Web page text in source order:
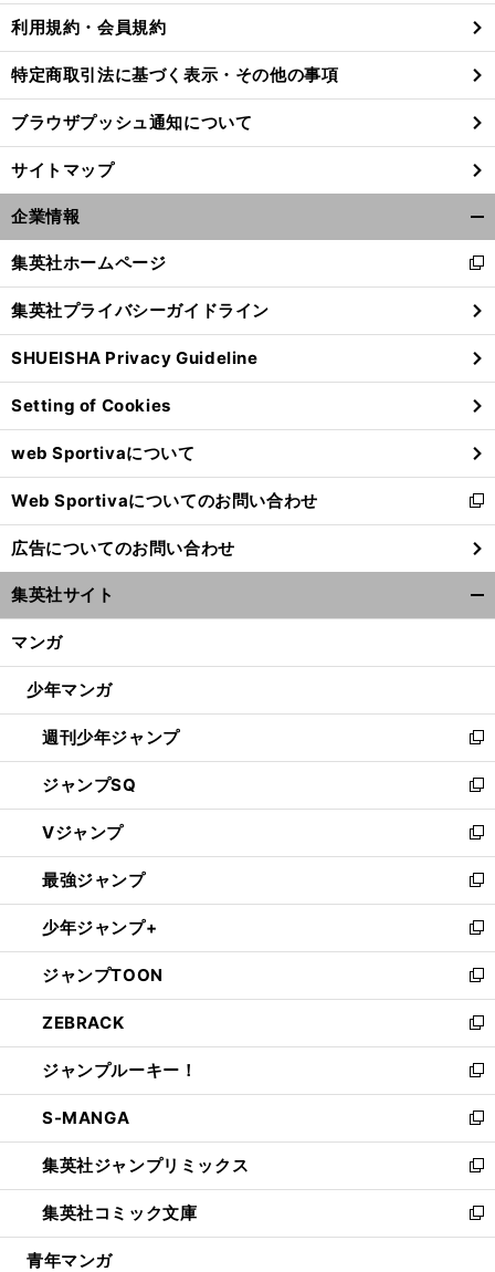
】 154 【
他
】
利用規約・会員規約
特定商取引法に基づく表示・その他の事項
ブラウザプッシュ通知について
サイトマップ
企業情報
閉
る
集英社ホームページ
新
し
い
ウ
ィ
ン
ド
ウ
で
開
く
集英社プライバシーガイドライン
SHUEISHA Privacy Guideline
Setting of Cookies
web Sportivaについて
Web Sportivaについてのお問い合わせ
新
し
い
ウ
ィ
ン
ウ
開
く
広告についてのお問い合わせ
集英社サイト
マンガ
少年マンガ
週刊少年ジャンプ
新
し
い
ウ
ィ
ン
ド
ウ
で
開
く
ジャンプSQ
新
し
い
ウ
ィ
ン
ド
ウ
で
開
く
Vジャンプ
新
し
い
ウ
ィ
ン
ド
ウ
で
開
く
最強ジャンプ
新
し
い
ウ
ィ
ン
ド
ウ
で
開
く
少年ジャンプ+
新
し
い
ウ
ィ
ン
ド
ウ
で
開
く
ジャンプTOON
新
し
い
ウ
ィ
ン
ド
ウ
で
開
く
ZEBRACK
新
し
い
ウ
ィ
ン
ド
ウ
で
開
ジャンプルーキー！
新
し
い
ウ
ィ
ン
ド
ウ
S-MANGA
新
し
い
ウ
ィ
ン
集英社ジャンプリミックス
新
し
い
ウ
集英社コミック文庫
新
し
青年マンガ